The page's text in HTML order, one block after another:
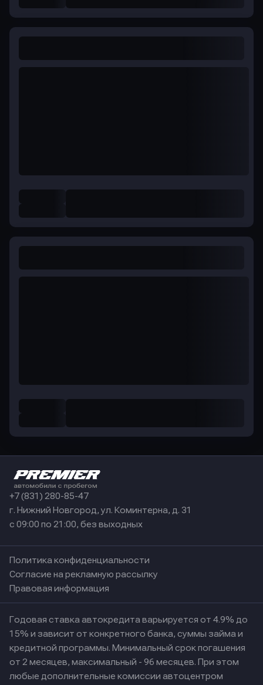
+7 (831) 280-85-47
г. Нижний Новгород, ул. Коминтерна, д. 31
с 09:00 по 21:00, без выходных
Политика конфиденциальности
Согласие на рекламную рассылку
Правовая информация
Годовая ставка автокредита варьируется от 4.9% до
15% и зависит от конкретного банка, суммы займа и
кредитной программы. Минимальный срок погашения
от 2 месяцев, максимальный - 96 месяцев. При этом
любые дополнительные комиссии автоцентром